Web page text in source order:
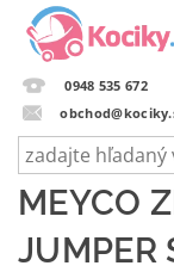
0948 535 672
MEYCO
JUMPER